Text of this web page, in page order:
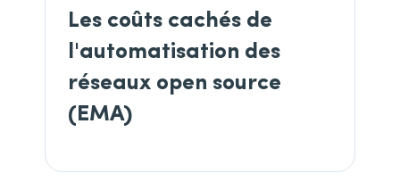
Les coûts cachés de
l'automatisation des
réseaux open source
(EMA)